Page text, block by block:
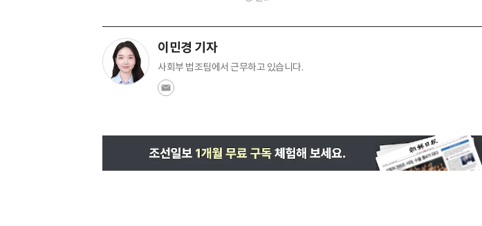
이민경 기자
사회부 법조팀에서 근무하고 있습니다.